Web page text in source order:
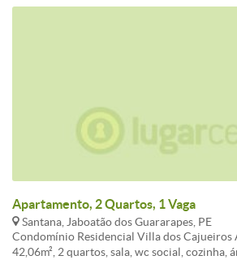
Apartamento, 2 Quartos, 1 Vaga
Santana, Jaboatão dos Guararapes, PE
Condomínio Residencial Villa dos Cajueiros
42,06m², 2 quartos, sala, wc social, cozinha,